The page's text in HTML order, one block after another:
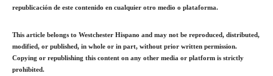
republicación de este contenido en cualquier otro medio o plataforma.
This article belongs to Westchester Hispano and may not be reproduced, distributed,
modified, or published, in whole or in part, without prior written permission.
Copying or republishing this content on any other media or platform is strictly
prohibited.